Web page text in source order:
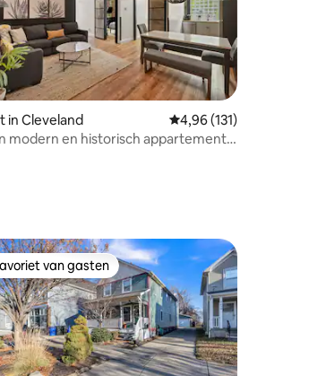
van 4,94 op 5, 225 recensies
in Cleveland Gemiddelde
4,96 (131)
modern en historisch appartement
van gasten
van gasten